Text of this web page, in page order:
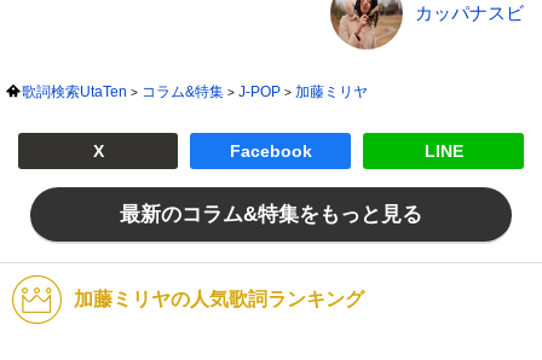
カッパナスビ
歌詞検索UtaTen コラム&特集 J-POP 加藤ミリヤ
X Facebook LINE
最新のコラム&特集をもっと見る
加藤ミリヤの人気歌詞ランキング